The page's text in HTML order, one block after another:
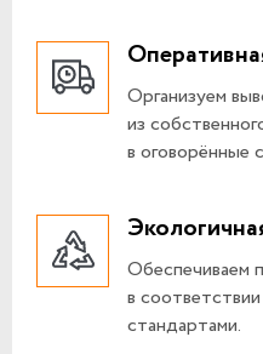
Организуем
из
в оговорённые
Обеспечиваем
в
стандартами.